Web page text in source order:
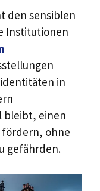
den sensiblen
Institutionen
in
bleibt, einen
fördern, ohne
gefährden.